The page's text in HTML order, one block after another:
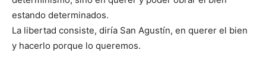
estando determinados.
La libertad consiste, diría San Agustín, en querer el bien
y hacerlo porque lo queremos.